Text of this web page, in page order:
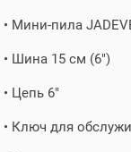
• Мини-пила
• Шина 15 см (6")
• Цепь 6"
• Ключ для